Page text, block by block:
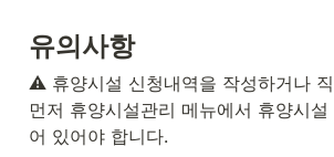
유의사항
⚠️ 휴양시설 신청내역을 작성하거나
먼저 휴양시설관리 메뉴에서 휴양시
어 있어야 합니다.